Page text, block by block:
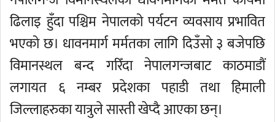
ढिलाइ हुँदा पश्चिम नेपालको पर्यटन व्यवसाय प्रभावित
भएको छ। धावनमार्ग मर्मतका लागि दिउँसो ३ बजेपछि
विमानस्थल बन्द गरिँदा नेपालगन्जबाट काठमाडौं
लगायत ६ नम्बर प्रदेशका पहाडी तथा हिमाली
जिल्लाहरुका यात्रुले सास्ती खेप्दै आएका छन्।